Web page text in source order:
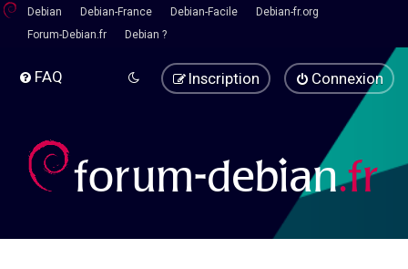
Debian Debian-France Debian-Facile
Debian-fr.org
Forum-Debian.fr
Debian ?
FAQ Connexion
Inscription